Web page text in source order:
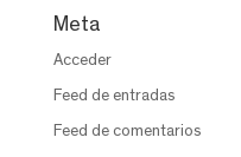
Meta
Acceder
Feed de entradas
Feed de comentarios